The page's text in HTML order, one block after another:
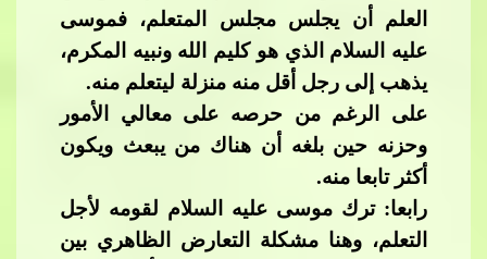
العلم أن يجلس مجلس المتعلم، فموسى
عليه السلام الذي هو كليم الله ونبيه المكرم،
يذهب إلى رجل أقل منه منزلة ليتعلم منه.
على الرغم من حرصه على معالي الأمور
وحزنه حين بلغه أن هناك من يبعث ويكون
أكثر تابعا منه.
رابعا: ترك موسى عليه السلام لقومه لأجل
التعلم، وهنا مشكلة التعارض الظاهري بين